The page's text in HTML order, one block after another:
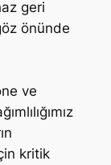
geri
önünde
ve
kritik